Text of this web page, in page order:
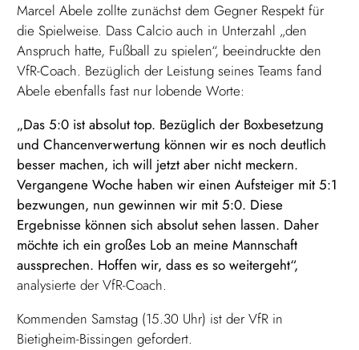
Marcel Abele zollte zunächst dem Gegner Respekt für
die Spielweise. Dass Calcio auch in Unterzahl „den
Anspruch hatte, Fußball zu spielen“, beeindruckte den
VfR-Coach. Bezüglich der Leistung seines Teams fand
Abele ebenfalls fast nur lobende Worte:
„Das 5:0 ist absolut top. Bezüglich der Boxbesetzung
und Chancenverwertung können wir es noch deutlich
besser machen, ich will jetzt aber nicht meckern.
Vergangene Woche haben wir einen Aufsteiger mit 5:1
bezwungen, nun gewinnen wir mit 5:0. Diese
Ergebnisse können sich absolut sehen lassen. Daher
möchte ich ein großes Lob an meine Mannschaft
aussprechen. Hoffen wir, dass es so weitergeht“,
analysierte der VfR-Coach.
Kommenden Samstag (15.30 Uhr) ist der VfR in
Bietigheim-Bissingen gefordert.